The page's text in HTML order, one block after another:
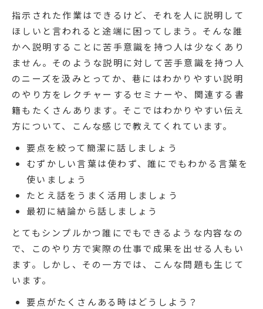
指示された作業はできるけど、それを人に説明して
ほしいと言われると途端に困ってしまう。そんな誰
かへ説明することに苦手意識を持つ人は少なくあり
ません。そのような説明に対して苦手意識を持つ人
のニーズを汲みとってか、巷にはわかりやすい説明
のやり方をレクチャーするセミナーや、関連する書
籍もたくさんあります。そこではわかりやすい伝え
方について、こんな感じで教えてくれています。
要点を絞って簡潔に話しましょう
むずかしい言葉は使わず、誰にでもわかる言葉を
使いましょう
たとえ話をうまく活用しましょう
最初に結論から話しましょう
とてもシンプルかつ誰にでもできるような内容なの
で、このやり方で実際の仕事で成果を出せる人もい
ます。しかし、その一方では、こんな問題も生じて
います。
要点がたくさんある時はどうしよう？